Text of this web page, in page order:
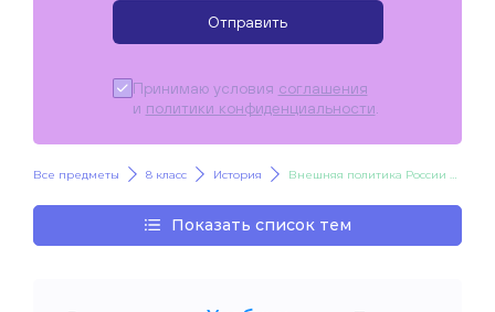
Отправить
Принимаю условия соглашения
и политики конфиденциальности
Все предметы 8 класс История Внешняя политика России на южном направлении. Европейское направление внешней политики России во второй половине XVIII в.
Показать список тем